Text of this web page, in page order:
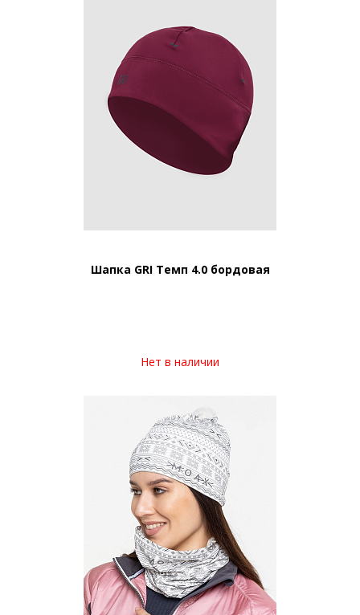
Шапка GRI Темп 4.0 бордовая
Нет в наличии